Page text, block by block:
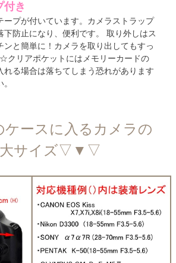
付き
ープが付いています。カメラストラップ
下防止になり、便利です。 取り外しはス
ンと簡単に！カメラを取り出してもすっ
クリアポケットにはメモリーカードの
れる場合は落ちてしまう恐れがあります
ースに入るカメラの
サイズ▽▼▽